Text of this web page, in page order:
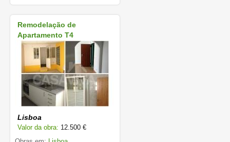
Remodelação de
Apartamento T4
Lisboa
Valor da obra: 12.500 €